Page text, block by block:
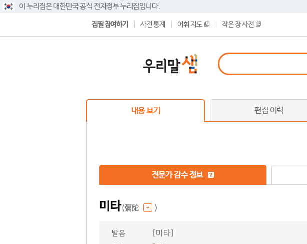
이 누리집은 대한민국 공식 전자정부 누리집입니다.
집필 참여하기 사전 통계 어휘 지도 작은 창 사전
내용 보기 편집 이력
전문가 감수 정보
미타(彌陀 )
발음 [미타]